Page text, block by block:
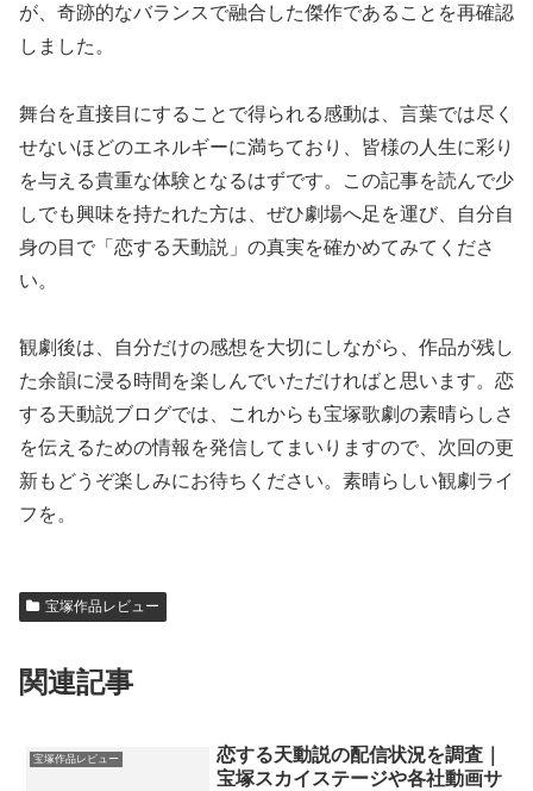
が、奇跡的なバランスで融合した傑作であることを再確認
しました。
舞台を直接目にすることで得られる感動は、言葉では尽く
せないほどのエネルギーに満ちており、皆様の人生に彩り
を与える貴重な体験となるはずです。この記事を読んで少
しでも興味を持たれた方は、ぜひ劇場へ足を運び、自分自
身の目で「恋する天動説」の真実を確かめてみてくださ
い。
観劇後は、自分だけの感想を大切にしながら、作品が残し
た余韻に浸る時間を楽しんでいただければと思います。恋
する天動説ブログでは、これからも宝塚歌劇の素晴らしさ
を伝えるための情報を発信してまいりますので、次回の更
新もどうぞ楽しみにお待ちください。素晴らしい観劇ライ
フを。
宝塚作品レビュー
関連記事
宝塚作品レビュー
恋する天動説の配信状況を調査｜
宝塚スカイステージや各社動画サ